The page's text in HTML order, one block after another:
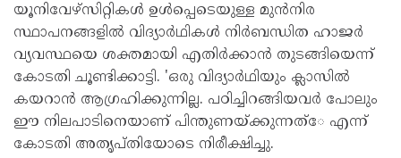
യൂനിവേഴ്‌സിറ്റികൾ ഉൾപ്പെടെയുള്ള മുൻനിര
സ്ഥാപനങ്ങളിൽ വിദ്യാർഥികൾ നിർബന്ധിത ഹാജർ
വ്യവസ്ഥയെ ശക്തമായി എതിർക്കാൻ തുടങ്ങിയെന്ന്
കോടതി ചൂണ്ടിക്കാട്ടി. 'ഒരു വിദ്യാർഥിയും ക്ലാസിൽ
കയറാൻ ആഗ്രഹിക്കുന്നില്ല. പഠിച്ചിറങ്ങിയവർ പോലും
ഈ നിലപാടിനെയാണ് പിന്തുണയ്ക്കുന്നത്േ എന്ന്
കോടതി അതൃപ്തിയോടെ നിരീക്ഷിച്ചു.